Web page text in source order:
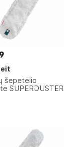
šepetėlio
SUPERDUSTER